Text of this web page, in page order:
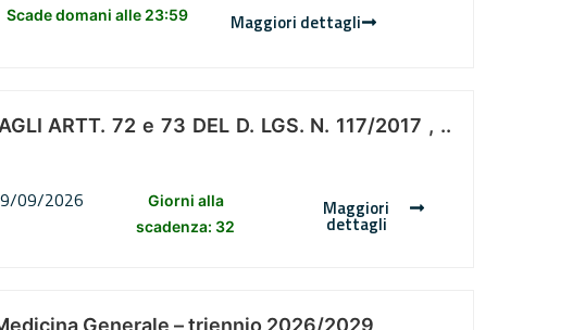
Scade domani alle 23:59 Maggiori dettagli
ARTT. 72 e 73 DEL D. LGS. N. 117/2017 , ..
09/2026
Giorni alla
scadenza: 32
Maggiori
dettagli
Generale – triennio 2026/2029